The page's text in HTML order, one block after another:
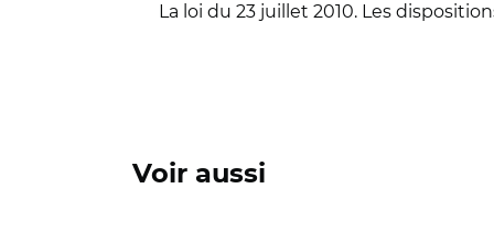
La loi du 23 juillet 2010. Les
Voir aussi